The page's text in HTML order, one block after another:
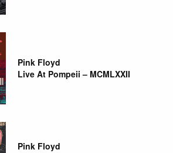
Pink Floyd
Live At Pompeii – MCMLXXII
Pink Floyd